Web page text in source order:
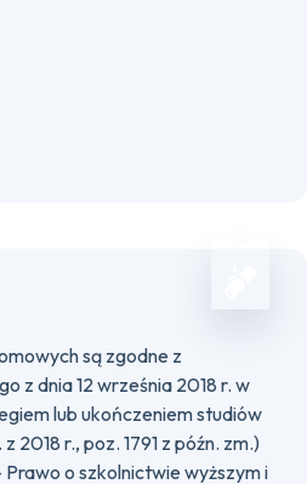
są zgodne z
z dnia 12 września 2018 r. w
lub ukończeniem studiów
r., poz. 1791 z późn. zm.)
o szkolnictwie wyższym i